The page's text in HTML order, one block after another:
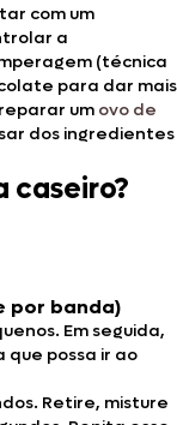
com um
a
(técnica
para dar mais
um ovo de
dos ingredientes
caseiro?
por banda)
Em seguida,
que possa ir ao
Retire, misture